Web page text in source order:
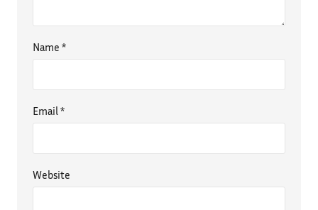
Name *
Email *
Website